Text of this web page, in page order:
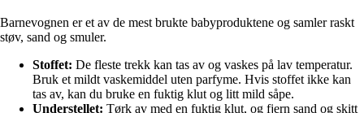
Barnevognen er et av de mest brukte babyproduktene og samler raskt
støv, sand og smuler.
Stoffet: De fleste trekk kan tas av og vaskes på lav temperatur.
Bruk et mildt vaskemiddel uten parfyme. Hvis stoffet ikke kan
tas av, kan du bruke en fuktig klut og litt mild såpe.
Understellet: Tørk av med en fuktig klut, og fjern sand og skitt